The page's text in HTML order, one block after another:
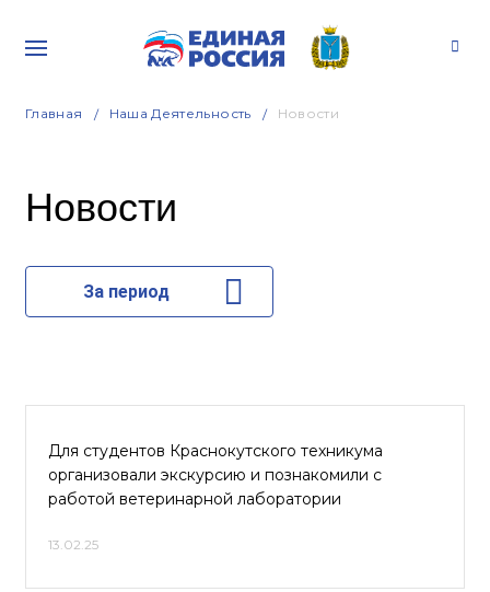
Главная Наша Деятельность Новости
Новости
За период
Для студентов Краснокутского техникума
организовали экскурсию и познакомили с
работой ветеринарной лаборатории
13.02.25